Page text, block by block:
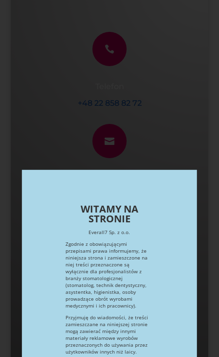
WITAMY NA
STRONIE
Everall7 Sp. z o.o.
Zgodnie z obowiązującymi
przepisami prawa informujemy, że
niniejsza strona i zamieszczone na
niej treści przeznaczone są
wyłącznie dla profesjonalistów z
branży stomatologicznej
(stomatolog, technik dentystyczny,
asystentka, higienistka, osoby
prowadzące obrót wyrobami
medycznymi i ich pracownicy).
Przyjmuję do wiadomości, że treści
zamieszczane na niniejszej stronie
mogą zawierać między innymi
materiały reklamowe wyrobów
przeznaczonych do używania przez
użytkowników innych niż laicy.

+48 22 858 82 72


Godziny pracy
pn-pt 8:00 – 16:00
